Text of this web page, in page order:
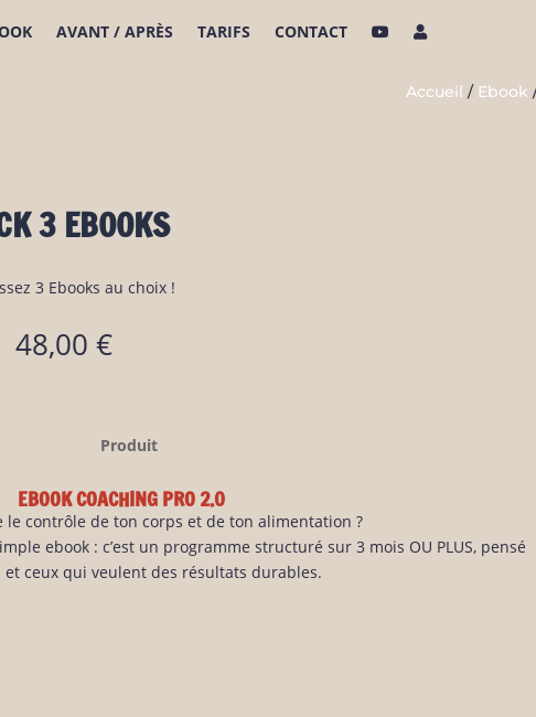
AVANT / APRÈS TARIFS CONTACT
Accueil / Ebook
3 EBOOKS
3 Ebooks au choix !
48,00 €
Produit
EBOOK COACHING PRO 2.0
le contrôle de ton corps et de ton alimentation ?
ebook : c’est un programme structuré sur 3 mois OU PLUS, pensé
et ceux qui veulent des résultats durables.